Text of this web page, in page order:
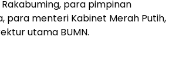
para pimpinan
para menteri Kabinet Merah Putih,
utama BUMN.